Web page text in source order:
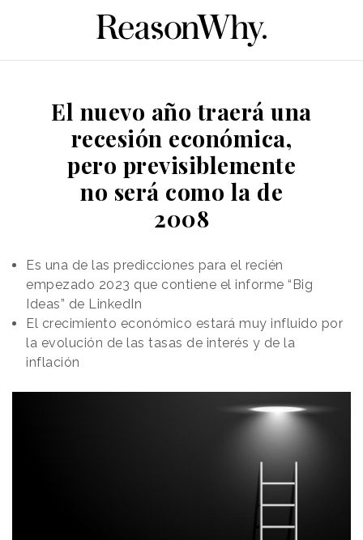
El nuevo año traerá una
recesión económica,
pero previsiblemente
no será como la de
2008
Es una de las predicciones para el recién
empezado 2023 que contiene el informe “Big
Ideas” de LinkedIn
El crecimiento económico estará muy influido por
la evolución de las tasas de interés y de la
inflación